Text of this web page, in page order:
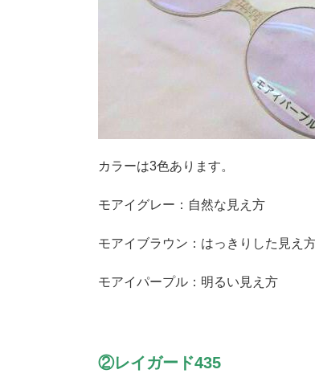
カラーは3色あります。
モアイグレー：自然な見え方
モアイブラウン：はっきりした見え
モアイパープル：明るい見え方
②レイガード435